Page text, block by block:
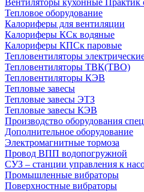
Вентиляторы кухонные
Тепловое оборудование
Калориферы для вентиляции
Калориферы КСк водяные
Калориферы КПСк паровые
Тепловентиляторы
Тепловентиляторы ТВК(ТВО)
Тепловентиляторы КЭВ
Тепловые завесы
Тепловые завесы ЭТЗ
Тепловые завесы КЭВ
Производство оборудования
Дополнительное оборудование
Электромагнитные тормоза
Провод ВПП водопогружной
СУЗ – станции управления к
Промышленные вибраторы
Поверхностные вибраторы